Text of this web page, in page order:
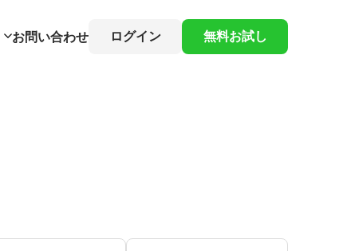
お問い合わせ ログイン 無料お試し